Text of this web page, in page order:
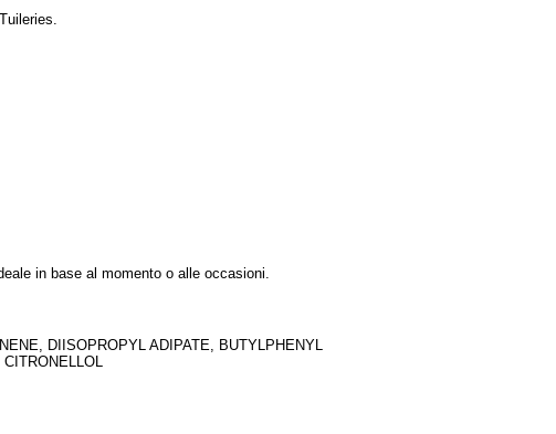
in base al momento o alle occasioni.
DIISOPROPYL ADIPATE, BUTYLPHENYL